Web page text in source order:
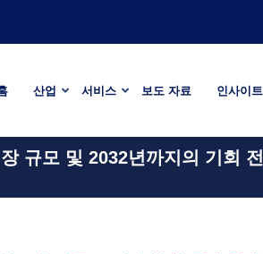
산업 서비스 보도 자료 인사이트
규모 및 2032년까지의 기회